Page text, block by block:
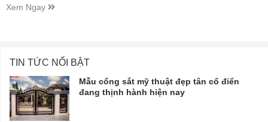
Xem Ngay
TIN TỨC NỔI BẬT
Mẫu cổng sắt mỹ thuật đẹp tân cổ điển
đang thịnh hành hiện nay